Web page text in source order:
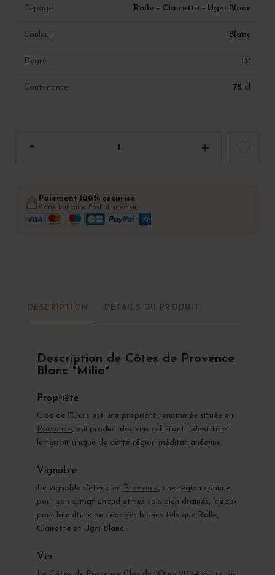
Cépage Rolle - Clairette - Ugni Blanc
Couleur Blanc
Degré 13°
Contenance 75 cl
Paiement 100% sécurisé
Carte bancaire, PayPal, virement
DESCRIPTION DÉTAILS DU PRODUIT
Description de Côtes de Provence
Blanc "Milia"
Propriété
Clos de l'Ours est une propriété renommée située en
Provence, qui produit des vins reflétant l’identité et
le terroir unique de cette région méditerranéenne.
Vignoble
Le vignoble s'étend en Provence, une région connue
pour son climat chaud et ses sols bien drainés, idéaux
pour la culture de cépages blancs tels que Rolle,
Clairette et Ugni Blanc.
Vin